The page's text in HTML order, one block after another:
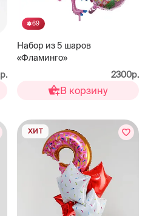
69
Набор из 5 шаров
«Фламинго»
2300р.
В корзину
ХИТ